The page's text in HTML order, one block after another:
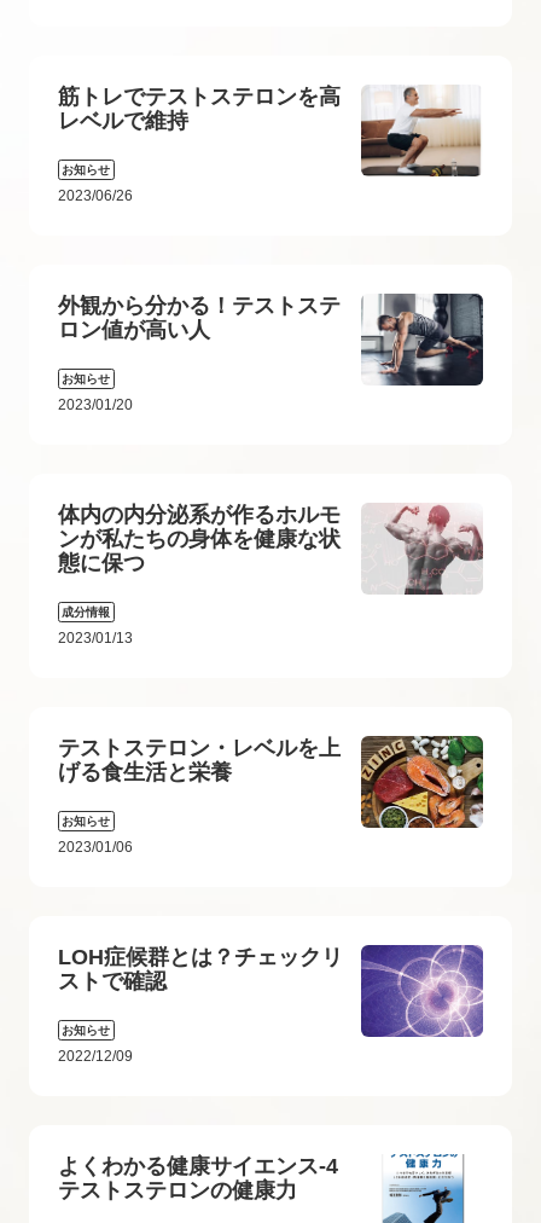
筋トレでテストステロンを高
レベルで維持
お知らせ
2023/06/26
外観から分かる！テストステ
ロン値が高い人
お知らせ
2023/01/20
体内の内分泌系が作るホルモ
ンが私たちの身体を健康な状
態に保つ
成分情報
2023/01/13
テストステロン・レベルを上
げる食生活と栄養
お知らせ
2023/01/06
LOH症候群とは？チェックリ
ストで確認
お知らせ
2022/12/09
よくわかる健康サイエンス-4
テストステロンの健康力